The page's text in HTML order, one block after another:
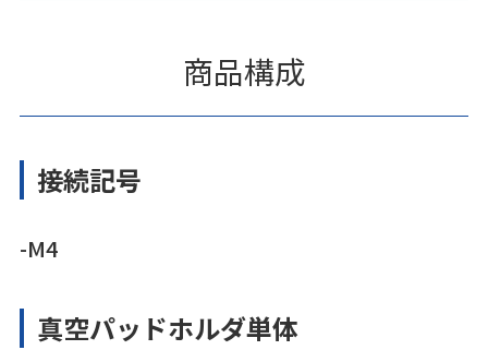
商品構成
接続記号
-M4
真空パッドホルダ単体